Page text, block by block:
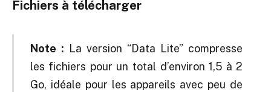
Fichiers à télécharger
Note : La version “Data Lite” compresse
les fichiers pour un total d’environ 1,5 à 2
Go, idéale pour les appareils avec peu de